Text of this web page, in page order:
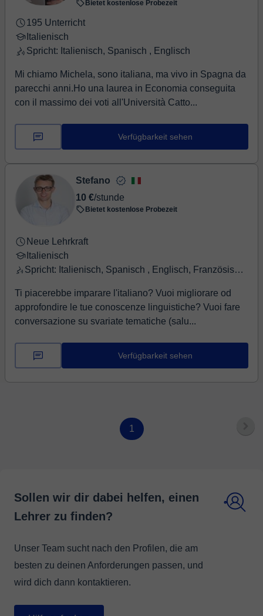
Bietet kostenlose Probezeit
195 Unterricht
Italienisch
Spricht: Italienisch, Spanisch , Englisch
Mi chiamo Michela, sono italiana, ma vivo in Spagna da
parecchi anni.Ho una laurea in Economia conseguita
con il massimo dei voti all'Università Catto...
Verfügbarkeit sehen
Stefano
10 €/stunde
Bietet kostenlose Probezeit
Neue Lehrkraft
Italienisch
Spricht: Italienisch, Spanisch , Englisch, Französisch, Deutsch
Ti piacerebbe imparare l'italiano? Vuoi migliorare od
approfondire le tue conoscenze linguistiche? Vuoi fare
conversazione su svariate tematiche (salu...
Verfügbarkeit sehen
1
Sollen wir dir dabei helfen, einen
Lehrer zu finden?
Unser Team sucht nach den Profilen, die am
besten zu deinen Anforderungen passen, und
wird dich dann kontaktieren.